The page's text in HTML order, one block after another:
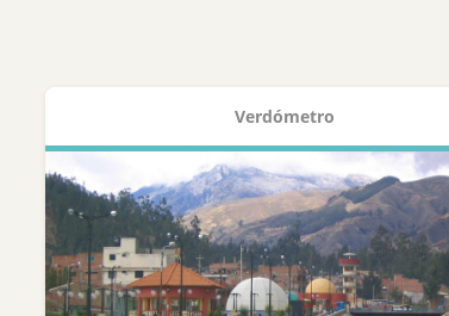
Verdómetro